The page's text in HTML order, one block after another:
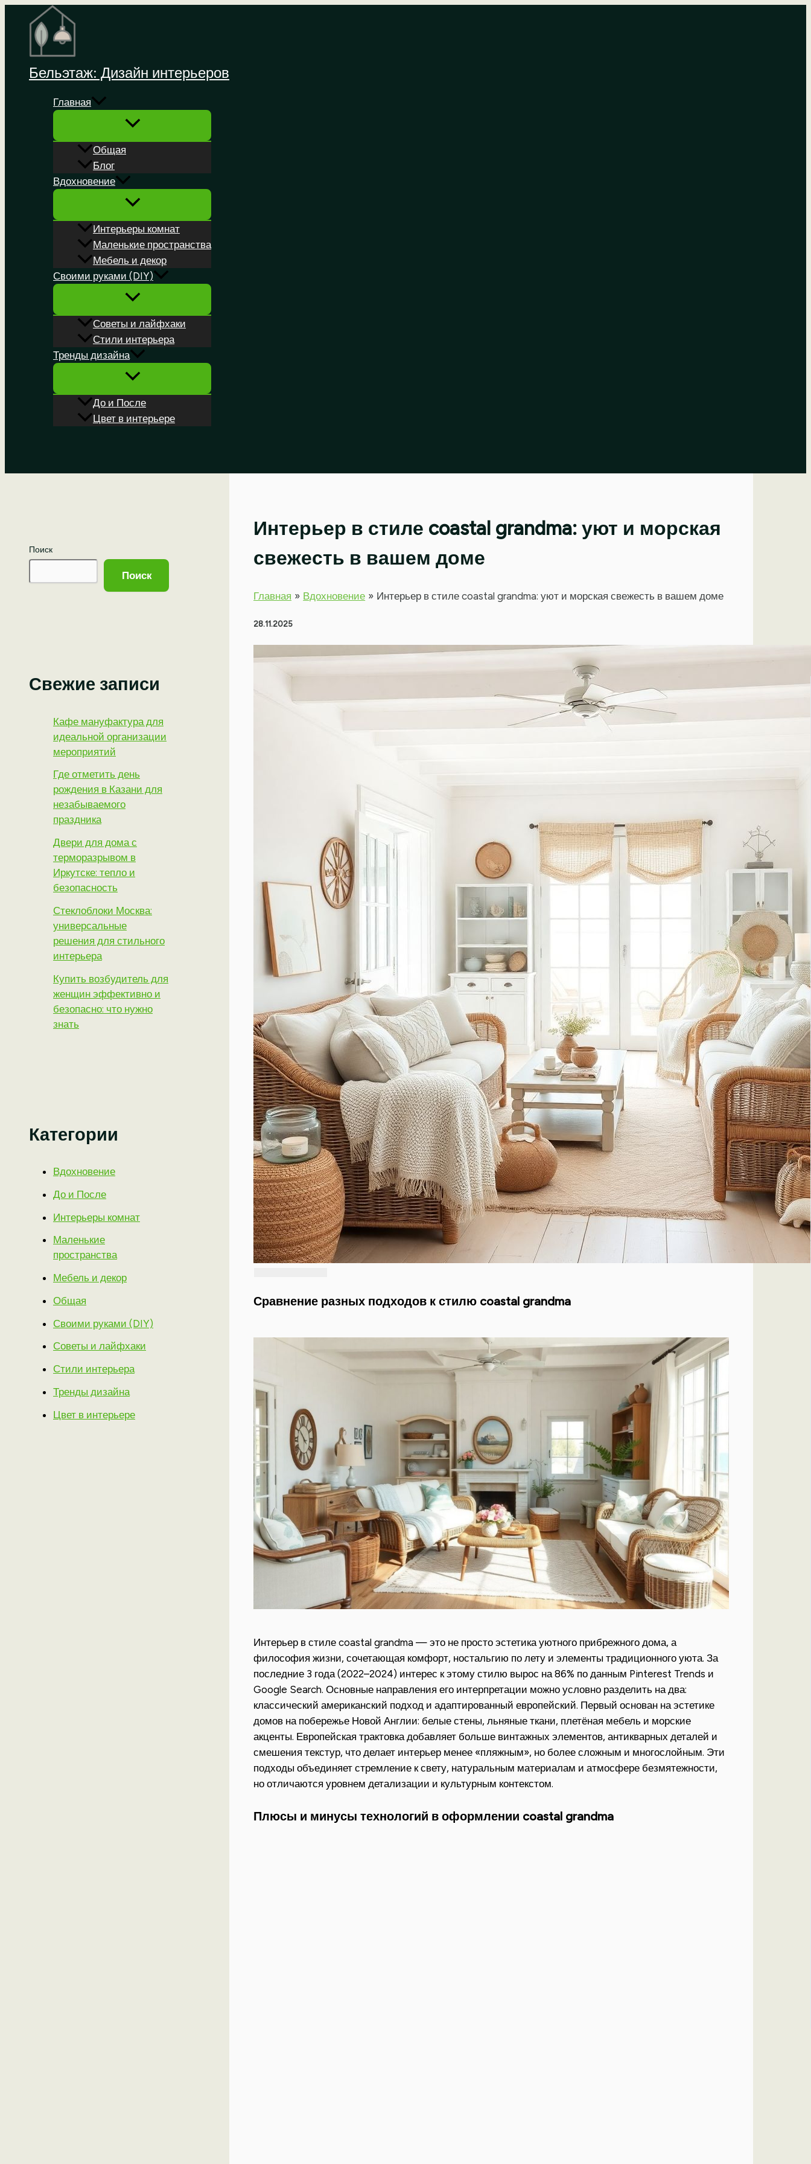
Перейти
содержимому
Бельэтаж: Дизайн интерьеров
Главная
Общая
Блог
Вдохновение
Интерьеры комнат
Маленькие пространства
Мебель и декор
Своими руками (DIY)
Советы и лайфхаки
Стили интерьера
Тренды дизайна
До и После
Цвет в интерьере
Поиск
Поиск
Свежие записи
Кафе мануфактура для
идеальной организации
мероприятий
Где отметить день
рождения в Казани для
незабываемого
праздника
Двери для дома с
терморазрывом в
Иркутске: тепло и
безопасность
Стеклоблоки Москва:
универсальные
решения для стильного
интерьера
Купить возбудитель для
женщин эффективно и
безопасно: что нужно
знать
Категории
Вдохновение
До и После
Интерьеры комнат
Маленькие
пространства
Мебель и декор
Общая
Своими руками (DIY)
Советы и лайфхаки
Стили интерьера
Тренды дизайна
Цвет в интерьере
Интерьер в стиле coastal grandma: уют и морская
свежесть в вашем доме
Главная Вдохновение Интерьер в стиле coastal grandma: уют и морская свежесть в вашем доме
28.11.2025
Сравнение разных подходов к стилю coastal grandma
Интерьер в стиле coastal grandma — это не просто эстетика уютного прибрежного дома, а
философия жизни, сочетающая комфорт, ностальгию по лету и элементы традиционного уюта. За
последние 3 года (2022–2024) интерес к этому стилю вырос на 86% по данным Pinterest Trends и
Google Search. Основные направления его интерпретации можно условно разделить на два:
классический американский подход и адаптированный европейский. Первый основан на эстетике
домов на побережье Новой Англии: белые стены, льняные ткани, плетёная мебель и морские
акценты. Европейская трактовка добавляет больше винтажных элементов, антикварных деталей и
смешения текстур, что делает интерьер менее «пляжным», но более сложным и многослойным. Эти
подходы объединяет стремление к свету, натуральным материалам и атмосфере безмятежности,
но отличаются уровнем детализации и культурным контекстом.
Плюсы и минусы технологий в оформлении coastal grandma